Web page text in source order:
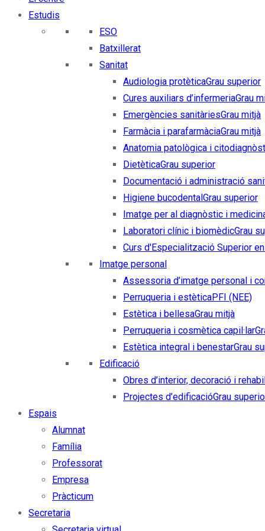
Estudis
ESO
Batxillerat
Sanitat
Audiologia protèticaGrau superior
Cures auxiliars d’infermeriaGrau
Emergències sanitàriesGrau mitjà
Farmàcia i parafarmàciaGrau mitjà
Anatomia patològica i
DietèticaGrau superior
Documentació i administració
Higiene bucodentalGrau superior
Imatge per al diagnòstic i
Laboratori clínic i biomèdicGrau
Curs d'Especialització Superior
Imatge personal
Assessoria d’imatge personal i
Perruqueria i estèticaPFI (NEE)
Estètica i bellesaGrau mitjà
Perruqueria i cosmètica capil·lar
Estètica integral i benestarGrau
Edificació
Obres d’interior, decoració i
Projectes d’edificacióGrau
Espais
Alumnat
Família
Professorat
Empresa
Pràcticum
Secretaria